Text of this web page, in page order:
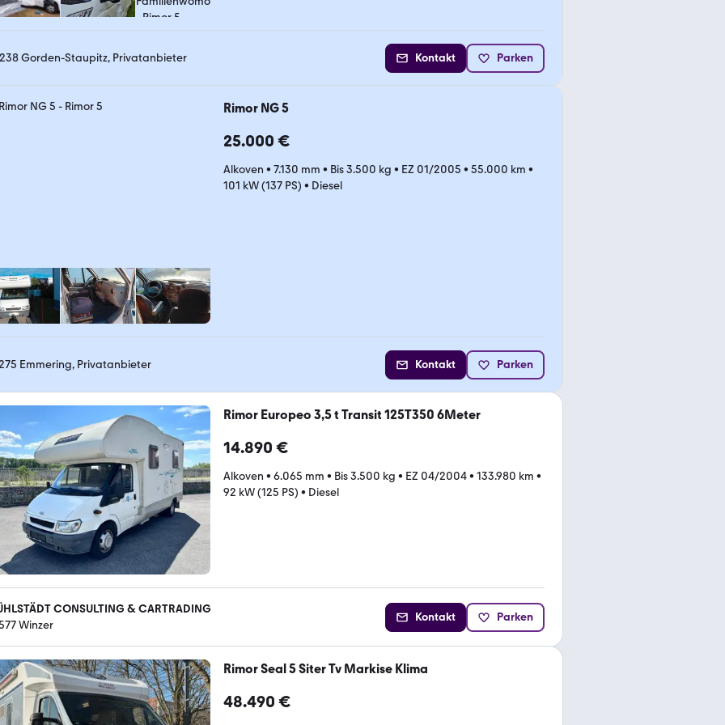
Gorden-Staupitz, Privatanbieter Kontakt Parken
Rimor NG 5
25.000 €
Alkoven • 7.130 mm • Bis 3.500 kg • EZ 01/2005 • 55.000 km •
101 kW (137 PS) • Diesel
Emmering, Privatanbieter Kontakt Parken
Rimor Europeo 3,5 t Transit 125T350 6Meter
14.890 €
Alkoven • 6.065 mm • Bis 3.500 kg • EZ 04/2004• 133.980 km •
92 kW (125 PS) • Diesel
CONSULTING & CARTRADING
Winzer
Kontakt Parken
Rimor Seal 5 Siter Tv Markise Klima
48.490 €